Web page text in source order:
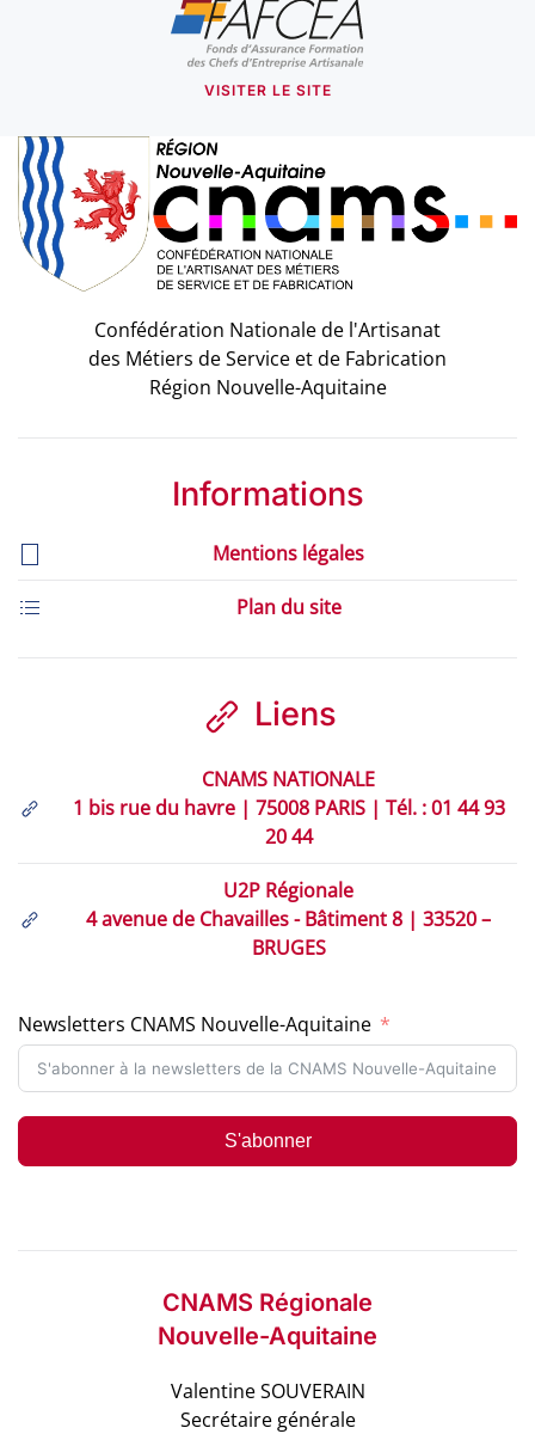
VISITER LE SITE
Confédération Nationale de l'Artisanat
des Métiers de Service et de Fabrication
Région Nouvelle-Aquitaine
Informations
Mentions légales
Plan du site
Liens
CNAMS NATIONALE
1 bis rue du havre | 75008 PARIS | Tél. : 01 44 93
20 44
U2P Régionale
4 avenue de Chavailles - Bâtiment 8 | 33520 –
BRUGES
Newsletters CNAMS Nouvelle-Aquitaine
S'abonner
CNAMS Régionale
Nouvelle-Aquitaine
Valentine SOUVERAIN
Secrétaire générale